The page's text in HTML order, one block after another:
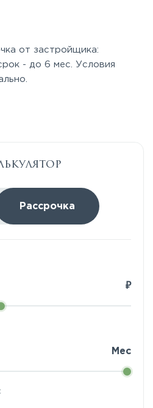
от застройщика:
- до 6 мес. Условия
Рассрочка
₽
Мес